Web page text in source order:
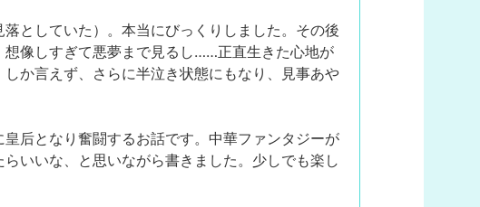
としていた）。本当にびっくりしました。その後
像しすぎて悪夢まで見るし……正直生きた心地が
言えず、さらに半泣き状態にもなり、見事あや
后となり奮闘するお話です。中華ファンタジーが
いいな、と思いながら書きました。少しでも楽し